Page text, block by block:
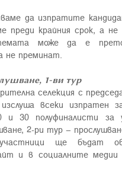
да изпратите
преди крайния срок, а
може да е
не преминат.
1-ви тур
селекция с
всеки изпратен
и 30 полуфиналисти за
2-ри тур –
ще бъдат
и в социалните медии